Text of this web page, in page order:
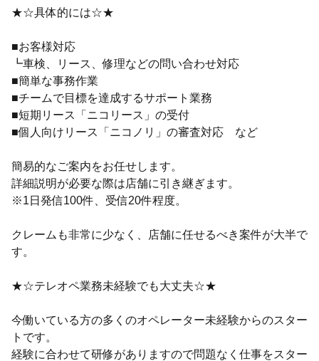
★☆具体的には☆★
■お客様対応
┗車検、リース、修理などの問い合わせ対応
■簡単な事務作業
■チームで目標を達成するサポート業務
■短期リース「ニコリース」の受付
■個人向けリース「ニコノリ」の審査対応 など
簡易的なご案内をお任せします。
詳細説明が必要な際は店舗に引き継ぎます。
※1日発信100件、受信20件程度。
クレームも非常に少なく、店舗に任せるべき案件が大半で
す。
★☆テレオペ業務未経験でも大丈夫☆★
今働いている方の多くのオペレーター未経験からのスター
トです。
経験に合わせて研修がありますので問題なく仕事をスター